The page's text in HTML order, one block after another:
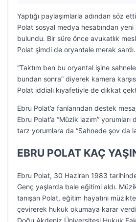
Yaptığı paylaşımlarla adından söz
Polat sosyal medya hesabından yeni
bulundu. Bir süre önce avukatlık
Polat şimdi de oryantale merak sardı.
“Taktım ben bu oryantal işine
bundan sonra” diyerek kamera
Polat iddialı kıyafetiyle de dikkat
Ebru Polat’a fanlarından destek
Ebru Polat’a “Müzik lazım” yorumları
tarz yorumlara da “Sahnede şov da
EBRU POLAT KAÇ
Ebru Polat, 30 Haziran 1983
Genç yaşlarda bale eğitimi aldı.
tanışan Polat, eğitim hayatını
çevirerek hukuk okumaya karar
Doğu Akdeniz Üniversitesi Hukuk